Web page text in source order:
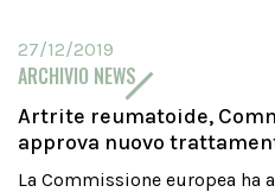
27/12/2019
ARCHIVIO NEWS
Artrite reumatoide,
approva nuovo
La Commissione europea